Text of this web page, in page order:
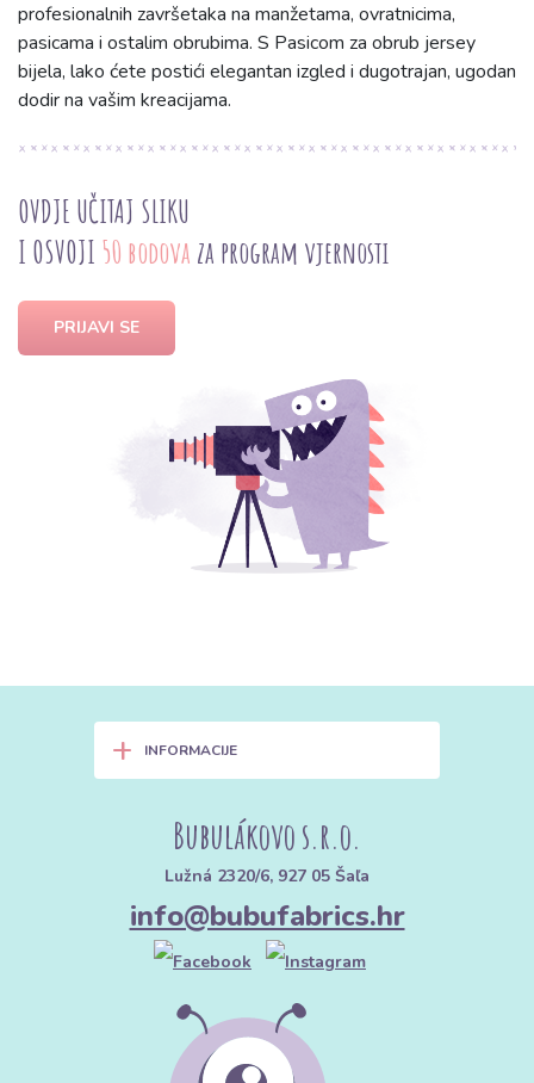
profesionalnih završetaka na manžetama, ovratnicima,
pasicama i ostalim obrubima. S Pasicom za obrub jersey
bijela, lako ćete postići elegantan izgled i dugotrajan, ugodan
dodir na vašim kreacijama.
OVDJE UČITAJ SLIKU
I OSVOJI 50 bodova za program vjernosti
PRIJAVI SE
+ INFORMACIJE
Bubulákovo s.r.o.
Lužná 2320/6, 927 05 Šaľa
info@bubufabrics.hr